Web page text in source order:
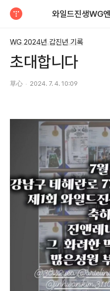
WG 2024년 갑진년 기록
초대합니다
草心 2024. 7. 4. 10:09